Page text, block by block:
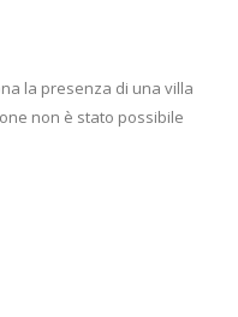
la presenza di una villa
non è stato possibile